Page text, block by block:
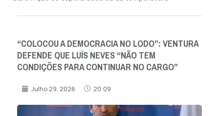
“COLOCOU A DEMOCRACIA NO LODO”: VENTURA
DEFENDE QUE LUÍS NEVES “NÃO TEM
CONDIÇÕES PARA CONTINUAR NO CARGO”
Julho 29, 2026 20:09